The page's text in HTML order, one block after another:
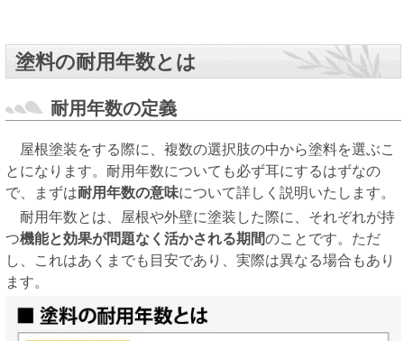
塗料の耐用年数とは
耐用年数の定義
屋根塗装をする際に、複数の選択肢の中から塗料を選ぶこ
とになります。耐用年数についても必ず耳にするはずなの
で、まずは耐用年数の意味について詳しく説明いたします。
耐用年数とは、屋根や外壁に塗装した際に、それぞれが持
つ機能と効果が問題なく活かされる期間のことです。ただ
し、これはあくまでも目安であり、実際は異なる場合もあり
ます。